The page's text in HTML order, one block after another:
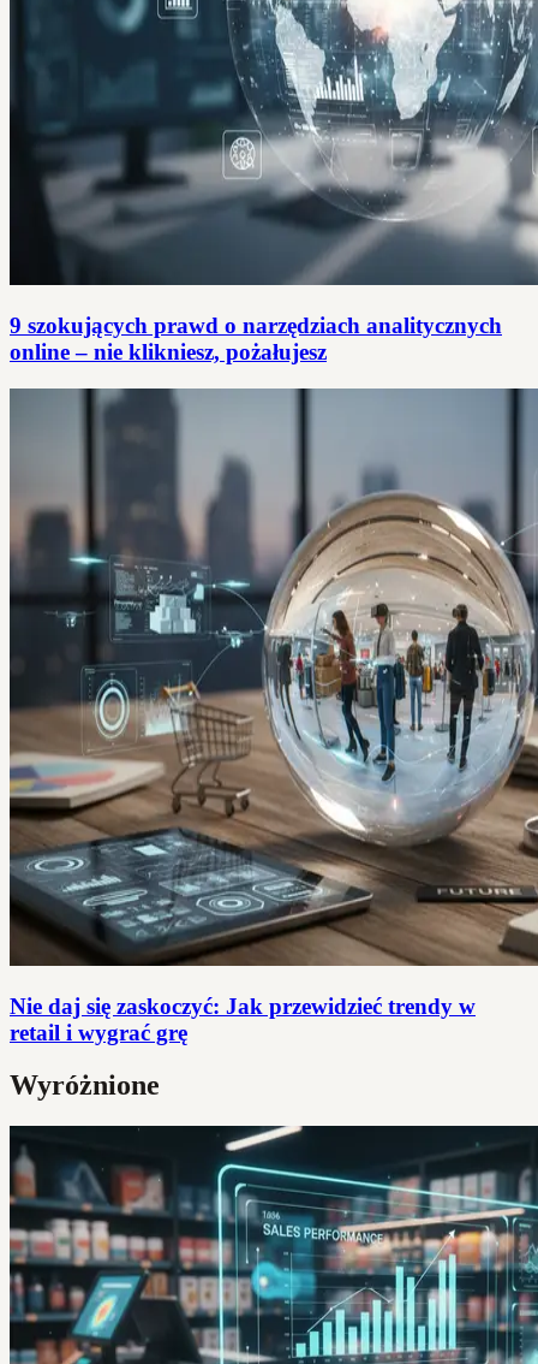
9 szokujących prawd o narzędziach analitycznych
online – nie klikniesz, pożałujesz
Nie daj się zaskoczyć: Jak przewidzieć trendy w
retail i wygrać grę
Wyróżnione